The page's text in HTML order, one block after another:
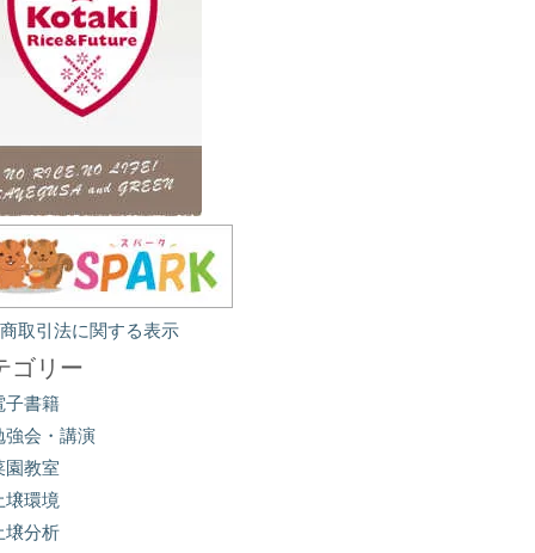
取引法に関する表示
ゴリー
子書籍
強会・講演
園教室
壌環境
壌分析